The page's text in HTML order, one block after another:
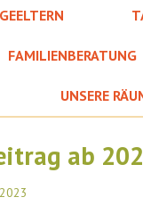
FAMILIENBERATUNG
UNSERE
ab